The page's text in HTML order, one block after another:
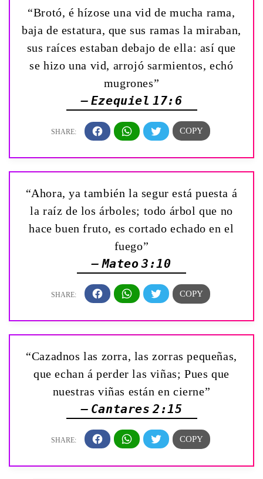
“Brotó, é hízose una vid de mucha rama,
baja de estatura, que sus ramas la miraban,
sus raíces estaban debajo de ella: así que
se hizo una vid, arrojó sarmientos, echó
mugrones”
— Ezequiel 17:6
“Ahora, ya también la segur está puesta á
la raíz de los árboles; todo árbol que no
hace buen fruto, es cortado echado en el
fuego”
— Mateo 3:10
“Cazadnos las zorra, las zorras pequeñas,
que echan á perder las viñas; Pues que
nuestras viñas están en cierne”
— Cantares 2:15